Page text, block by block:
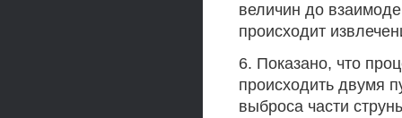
величин до
происходит
6. Показано, что
происходить двумя
выброса части